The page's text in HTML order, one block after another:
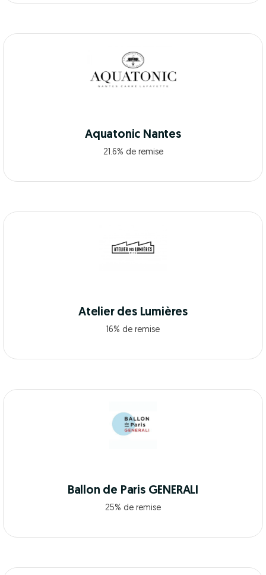
Aquatonic Nantes
21.6% de remise
Atelier des Lumières
16% de remise
Ballon de Paris GENERALI
25% de remise